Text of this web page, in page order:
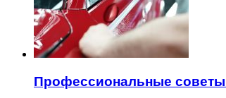
Профессиональные советы